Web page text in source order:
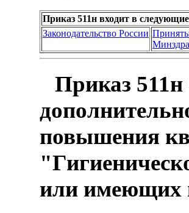
Приказ 511н входит в
Законодательство России
Приказ
повышения
или имеющих